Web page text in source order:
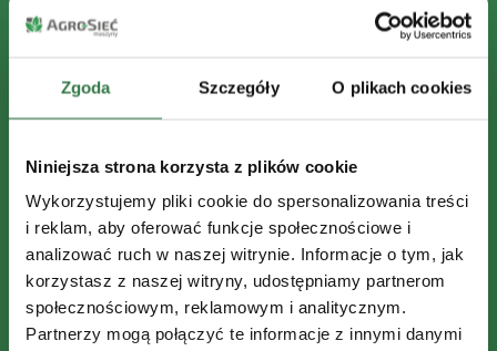
Zgoda Szczegóły O plikach cookies
Niniejsza strona korzysta z plików cookie
Wykorzystujemy pliki cookie do spersonalizowania treści
i reklam, aby oferować funkcje społecznościowe i
analizować ruch w naszej witrynie. Informacje o tym, jak
korzystasz z naszej witryny, udostępniamy partnerom
społecznościowym, reklamowym i analitycznym.
Partnerzy mogą połączyć te informacje z innymi danymi